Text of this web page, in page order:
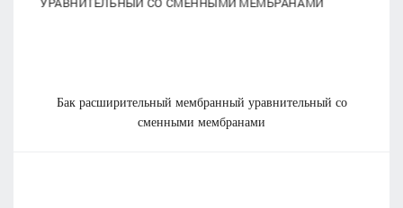
бак расширительный мембранный уравнительный со
сменными мембранами